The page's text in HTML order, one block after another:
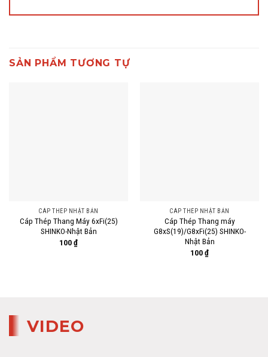
SẢN PHẨM TƯƠNG TỰ
CÁP THÉP NHẬT BẢN
Cáp Thép Thang Máy 6xFi(25)
SHINKO-Nhật Bản
100₫
CÁP THÉP NHẬT BẢN
Cáp Thép Thang máy
G8xS(19)/G8xFi(25) SHINKO-
Nhật Bản
100₫
VIDEO